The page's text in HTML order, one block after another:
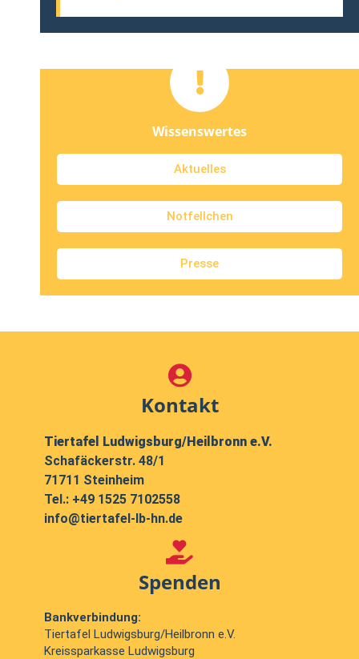
Wissenswertes
Aktuelles
Notfellchen
Presse
Kontakt
Tiertafel Ludwigsburg/Heilbronn e.V.
Schafäckerstr. 48/1
71711 Steinheim
Tel.: +49 1525 7102558
info@tiertafel-lb-hn.de
Spenden
Bankverbindung:
Tiertafel Ludwigsburg/Heilbronn e.V.
Kreissparkasse Ludwigsburg